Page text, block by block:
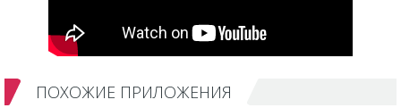
ПОХОЖИЕ ПРИЛОЖЕНИЯ